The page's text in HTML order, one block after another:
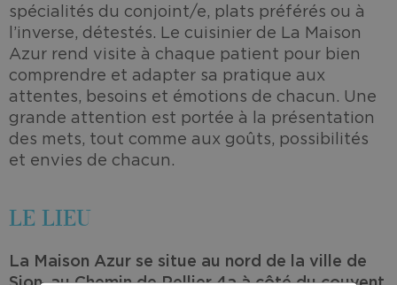
spécialités du conjoint/e, plats préférés ou à
l’inverse, détestés. Le cuisinier de La Maison
Azur rend visite à chaque patient pour bien
comprendre et adapter sa pratique aux
attentes, besoins et émotions de chacun. Une
grande attention est portée à la présentation
des mets, tout comme aux goûts, possibilités
et envies de chacun.
LE LIEU
La Maison Azur se situe au nord de la ville de